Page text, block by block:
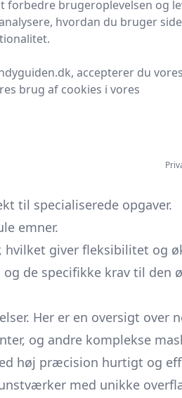
et drejestål af en
(HSS), carbide, eller
og en skærkant
komplekse geometriske
formål og
profiler.
til specialiserede opgaver.
emner.
giver fleksibilitet og
de specifikke krav til den
Her er en oversigt
og andre komplekse
høj præcision hurtigt og
med unikke
forbedre brugeroplevelsen og
hvordan du bruger
accepterer du
brug af cookies i vores